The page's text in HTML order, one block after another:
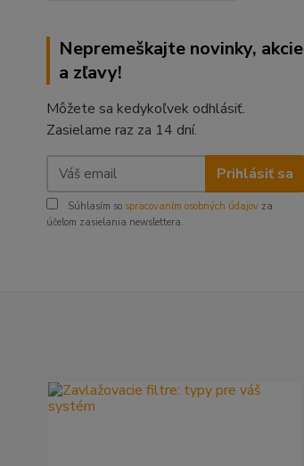
Nepremeškajte novinky, akcie
a zľavy!
Môžete sa kedykoľvek odhlásiť.
Zasielame raz za 14 dní.
Prihlásiť sa
Súhlasím so spracovaním osobných údajov za
účelom zasielania newslettera.